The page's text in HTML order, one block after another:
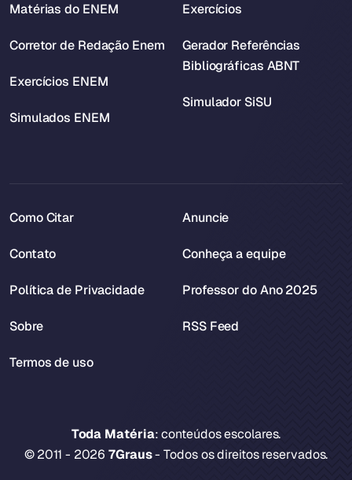
Matérias do ENEM
Corretor de Redação Enem
Exercícios ENEM
Simulados ENEM
Exercícios
Gerador Referências
Bibliográficas ABNT
Simulador SiSU
Toda Matéria: conteúdos escolares.
© 2011 - 20267Graus- Todos os direitos reservados.
Como Citar
Contato
Política de Privacidade
Sobre
Termos de uso
Anuncie
Conheça a equipe
Professor do Ano 2025
RSS Feed